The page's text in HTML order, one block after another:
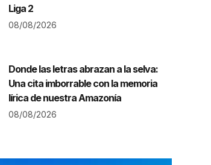
Liga 2
08/08/2026
Donde las letras abrazan a la selva:
Una cita imborrable con la memoria
lírica de nuestra Amazonía
08/08/2026